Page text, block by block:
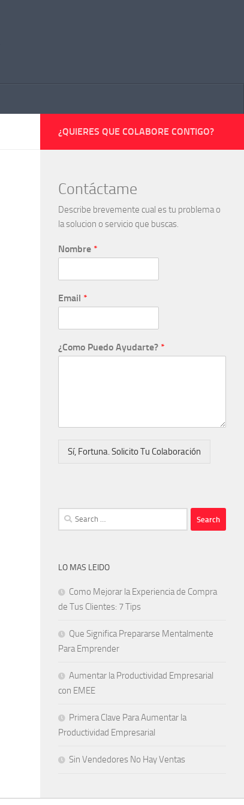
¿QUIERES QUE COLABORE CONTIGO?
Contáctame
Describe brevemente cual es tu problema o
la solucion o servicio que buscas.
Nombre *
Email *
¿Como Puedo Ayudarte? *
Sí, Fortuna. Solicito Tu Colaboración
Search
for:
LO MAS LEIDO
Como Mejorar la Experiencia de Compra
de Tus Clientes: 7 Tips
Que Significa Prepararse Mentalmente
Para Emprender
Aumentar la Productividad Empresarial
con EMEE
Primera Clave Para Aumentar la
Productividad Empresarial
Sin Vendedores No Hay Ventas